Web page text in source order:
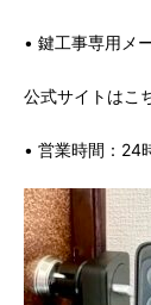
• 鍵工事専用メ
公式サイトは
• 営業時間：24